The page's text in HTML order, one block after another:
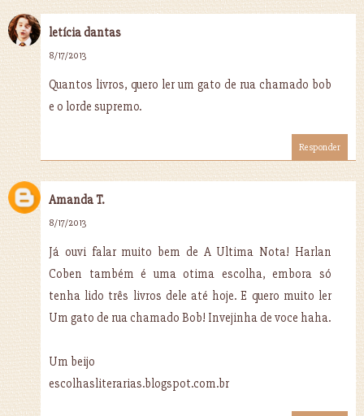
letícia dantas
8/17/2013
Quantos livros, quero ler um gato de rua chamado bob
e o lorde supremo.
Responder
Amanda T.
8/17/2013
Já ouvi falar muito bem de A Ultima Nota! Harlan
Coben também é uma otima escolha, embora só
tenha lido três livros dele até hoje. E quero muito ler
Um gato de rua chamado Bob! Invejinha de voce haha.
Um beijo
escolhasliterarias.blogspot.com.br